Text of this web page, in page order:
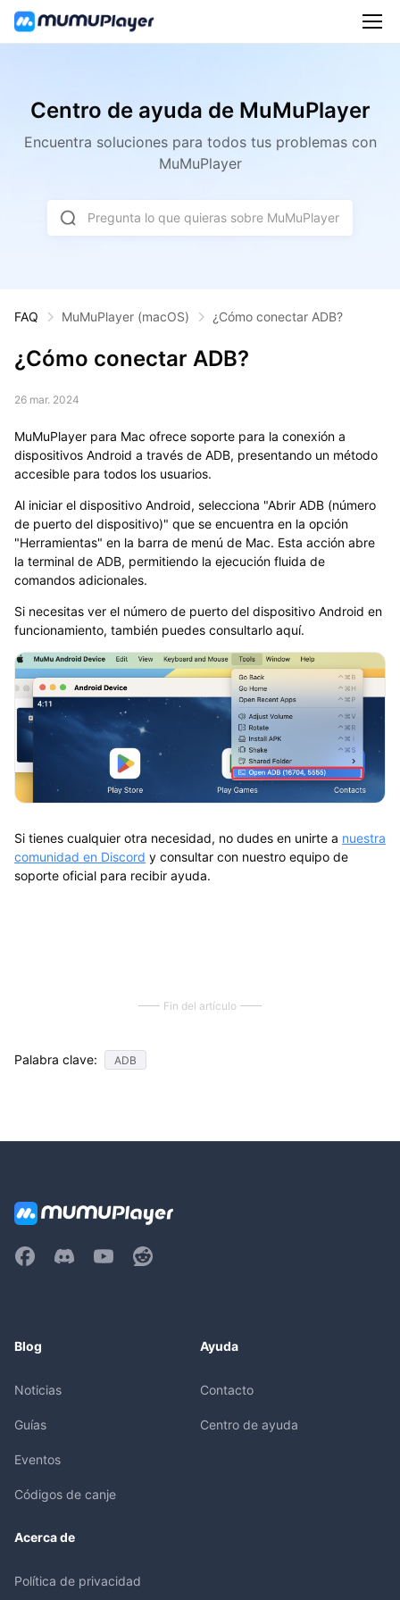
Centro de ayuda de MuMuPlayer
Encuentra soluciones para todos tus problemas con
MuMuPlayer
Pregunta lo que quieras sobre MuMuPlayer
FAQ MuMuPlayer (macOS) ¿Cómo conectar ADB?
¿Cómo conectar ADB?
26 mar. 2024
MuMuPlayer para Mac ofrece soporte para la conexión a
dispositivos Android a través de ADB, presentando un método
accesible para todos los usuarios.
Al iniciar el dispositivo Android, selecciona "Abrir ADB (número
de puerto del dispositivo)" que se encuentra en la opción
"Herramientas" en la barra de menú de Mac. Esta acción abre
la terminal de ADB, permitiendo la ejecución fluida de
comandos adicionales.
Si necesitas ver el número de puerto del dispositivo Android en
funcionamiento, también puedes consultarlo aquí.
Si tienes cualquier otra necesidad, no dudes en unirte a nuestra
comunidad en Discord y consultar con nuestro equipo de
soporte oficial para recibir ayuda.
Fin del artículo
Palabra clave: ADB
Blog
Noticias
Guías
Eventos
Códigos de canje
Ayuda
Contacto
Centro de ayuda
Acerca de
Política de privacidad